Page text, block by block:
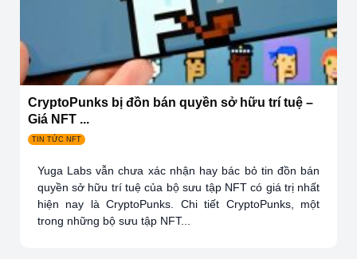
CryptoPunks bị đồn bán quyền sở hữu trí tuệ –
Giá NFT ...
TIN TỨC NFT
Yuga Labs vẫn chưa xác nhận hay bác bỏ tin đồn bán
quyền sở hữu trí tuệ của bộ sưu tập NFT có giá trị nhất
hiện nay là CryptoPunks. Chi tiết CryptoPunks, một
trong những bộ sưu tập NFT...